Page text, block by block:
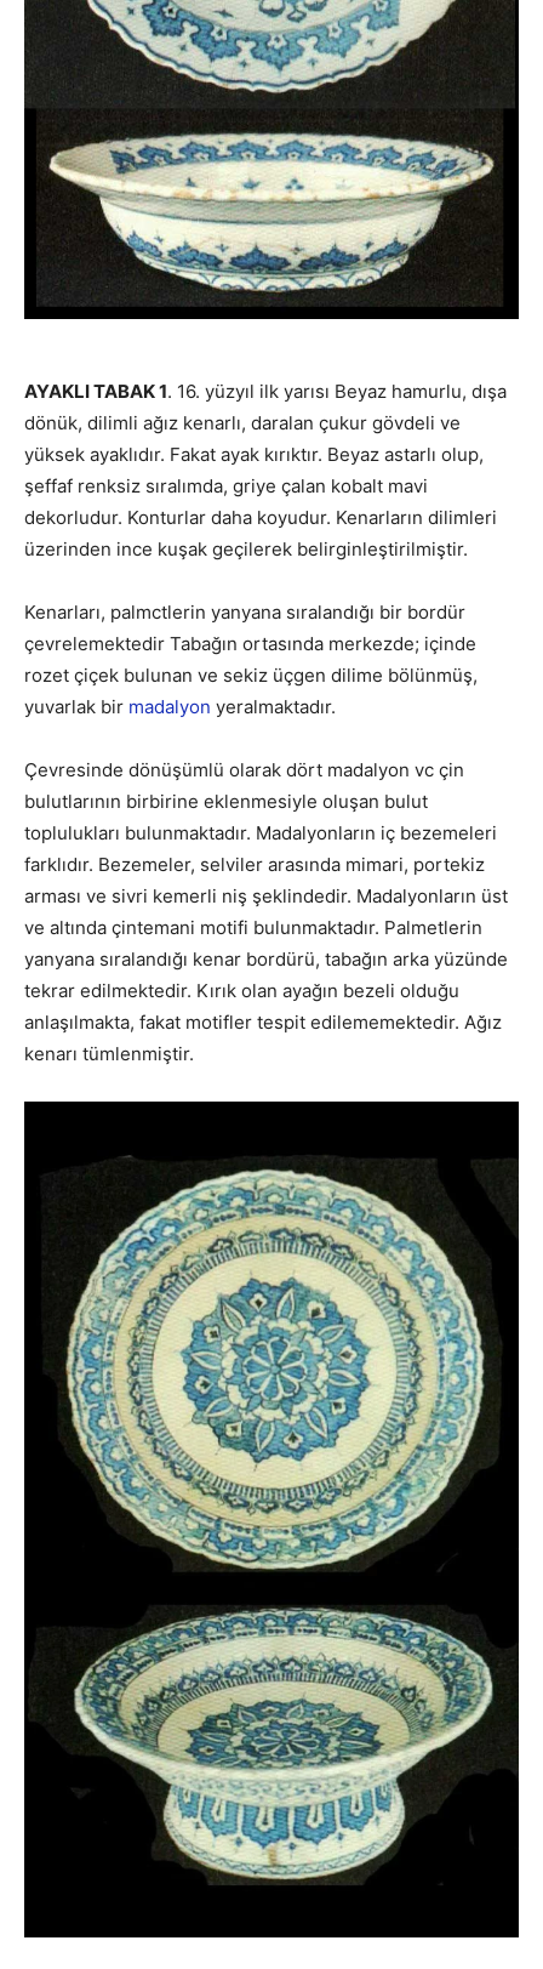
AYAKLI TABAK 1. 16. yüzyıl ilk yarısı Beyaz hamurlu, dışa
dönük, dilimli ağız kenarlı, daralan çukur gövdeli ve
yüksek ayaklıdır. Fakat ayak kırıktır. Beyaz astarlı olup,
şeffaf renksiz sıralımda, griye çalan kobalt mavi
dekorludur. Konturlar daha koyudur. Kenarların dilimleri
üzerinden ince kuşak geçilerek belirginleştirilmiştir.
Kenarları, palmctlerin yanyana sıralandığı bir bordür
çevrelemektedir Tabağın ortasında merkezde; içinde
rozet çiçek bulunan ve sekiz üçgen dilime bölünmüş,
yuvarlak bir madalyon yeralmaktadır.
Çevresinde dönüşümlü olarak dört madalyon vc çin
bulutlarının birbirine eklenmesiyle oluşan bulut
toplulukları bulunmaktadır. Madalyonların iç bezemeleri
farklıdır. Bezemeler, selviler arasında mimari, portekiz
arması ve sivri kemerli niş şeklindedir. Madalyonların üst
ve altında çintemani motifi bulunmaktadır. Palmetlerin
yanyana sıralandığı kenar bordürü, tabağın arka yüzünde
tekrar edilmektedir. Kırık olan ayağın bezeli olduğu
anlaşılmakta, fakat motifler tespit edilememektedir. Ağız
kenarı tümlenmiştir.